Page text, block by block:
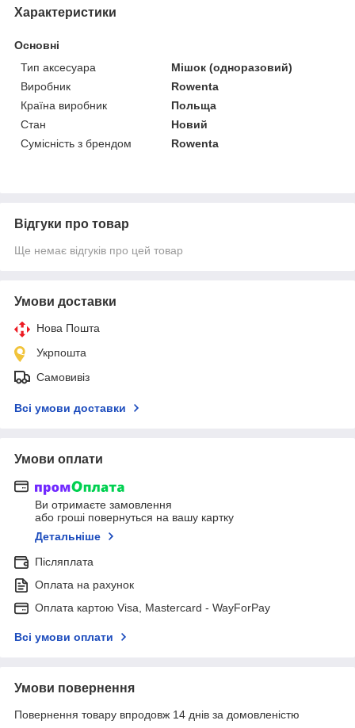
Характеристики
Основні
Тип аксесуара
Мішок (одноразовий)
Виробник
Rowenta
Країна виробник
Польща
Стан
Новий
Сумісність з брендом
Rowenta
Відгуки про товар
Ще немає відгуків про цей товар
Умови доставки
Нова Пошта
Укрпошта
Самовивіз
Всі умови доставки
Умови оплати
Ви отримаєте замовлення
або гроші повернуться на вашу картку
Детальніше
Післяплата
Оплата на рахунок
Оплата картою Visa, Mastercard - WayForPay
Всі умови оплати
Умови повернення
Повернення товару впродовж 14 днів за домовленістю